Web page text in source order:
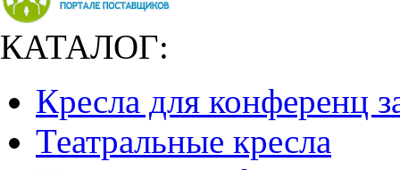
КАТАЛОГ:
Кресла для конференц
Театральные кресла